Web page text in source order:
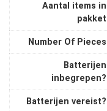
Aantal items in
pakket
Number Of Pieces
Batterijen
inbegrepen?
Batterijen vereist?